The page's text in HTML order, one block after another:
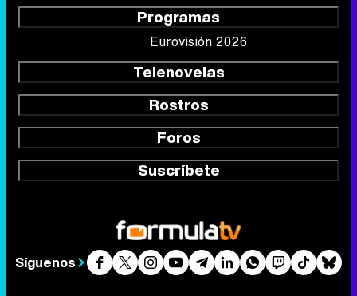
Programas
Eurovisión 2026
Telenovelas
Rostros
Foros
Suscríbete
Síguenos